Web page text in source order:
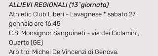
ALLIEVI REGIONALI (13^giornata)
Athletic Club Liberi - Lavagnese * sabato 27
gennaio ore 16:45
C.S. Monsignor Sanguineti - via dei Ciclamini,
Quarto (GE)
Arbitro: Michel De Vincenzi di Genova.